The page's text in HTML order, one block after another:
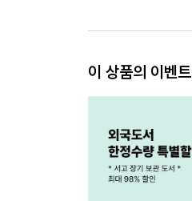
이 상품의 이벤트